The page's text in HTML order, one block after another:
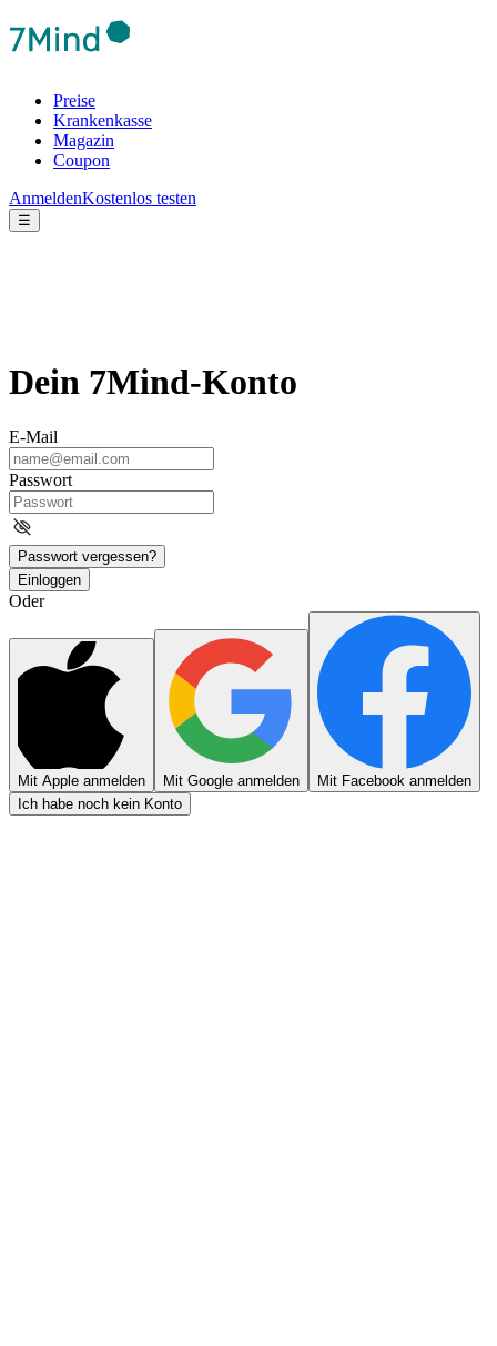
Preise
Krankenkasse
Magazin
Coupon
AnmeldenKostenlos testen
☰
Dein 7Mind-Konto
E-Mail
Passwort
Passwort vergessen?
Einloggen
Oder
Mit Apple anmelden Mit Google anmelden
Mit Facebook anmelden
Ich habe noch kein Konto